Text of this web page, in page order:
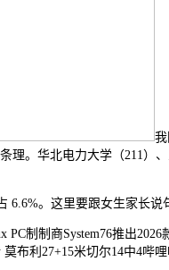
。华北电力大学（211）
。这里要跟女生家长说
制商System76推出
布利27+15米切尔14中4